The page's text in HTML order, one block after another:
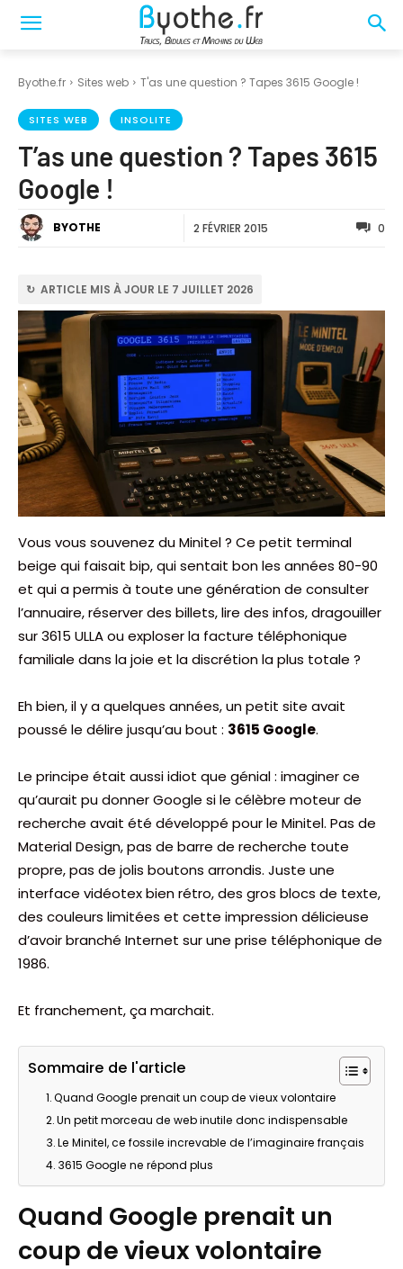
Byothe.fr Sites web T'as une question ? Tapes 3615 Google !
SITES WEB INSOLITE
T’as une question ? Tapes 3615
Google !
BYOTHE 2 FÉVRIER 2015 0
↻ ARTICLE MIS À JOUR LE 7 JUILLET 2026
Vous vous souvenez du Minitel ? Ce petit terminal
beige qui faisait bip, qui sentait bon les années 80-90
et qui a permis à toute une génération de consulter
l’annuaire, réserver des billets, lire des infos, dragouiller
sur 3615 ULLA ou exploser la facture téléphonique
familiale dans la joie et la discrétion la plus totale ?
Eh bien, il y a quelques années, un petit site avait
poussé le délire jusqu’au bout : 3615 Google.
Le principe était aussi idiot que génial : imaginer ce
qu’aurait pu donner Google si le célèbre moteur de
recherche avait été développé pour le Minitel. Pas de
Material Design, pas de barre de recherche toute
propre, pas de jolis boutons arrondis. Juste une
interface vidéotex bien rétro, des gros blocs de texte,
des couleurs limitées et cette impression délicieuse
d’avoir branché Internet sur une prise téléphonique de
1986.
Et franchement, ça marchait.
Sommaire de l'article
Quand Google prenait un coup de vieux volontaire
Un petit morceau de web inutile donc indispensable
Le Minitel, ce fossile increvable de l’imaginaire français
3615 Google ne répond plus
Quand Google prenait un
coup de vieux volontaire